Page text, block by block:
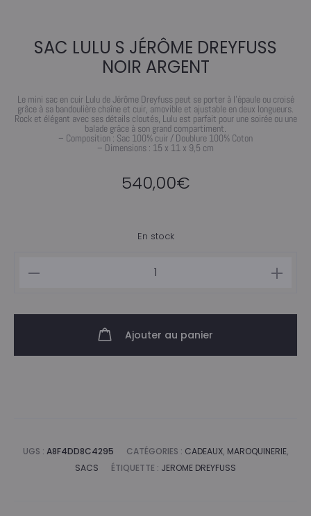
SAC LULU S JÉRÔME DREYFUSS
NOIR ARGENT
Le mini sac en cuir Lulu de Jérôme Dreyfuss peut se porter à l’épaule ou croisé
grâce à sa bandoulière chaîne et cuir, amovible et ajustable en deux longueurs.
Rock et élégant avec ses détails cloutés, Lulu est parfait pour une soirée ou une
balade grâce à son grand compartiment.
– Composition : Sac 100% cuir / Doublure 100% Coton
– Dimensions : 15 x 11 x 9,5 cm
540,00€
En stock
Ajouter au panier
UGS : A8F4DD8C4295 CATÉGORIES : CADEAUX, MAROQUINERIE,
SACS
ÉTIQUETTE : JEROME DREYFUSS